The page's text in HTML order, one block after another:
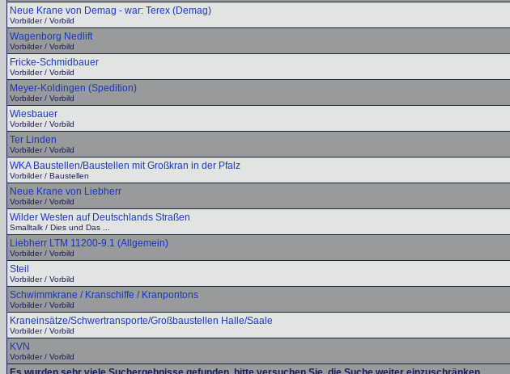
Neue Krane von Demag - war: Terex (Demag)
Vorbilder / Vorbild
Wagenborg Nedlift
Vorbilder / Vorbild
Fricke-Schmidbauer
Vorbilder / Vorbild
Meyer-Koldingen (Spedition)
Vorbilder / Vorbild
Wiesbauer
Vorbilder / Vorbild
Ter Linden
Vorbilder / Vorbild
WKA Baustellen/Baustellen mit Großkran in der Pfalz
Vorbilder / Baustellen
Neue Krane von Liebherr
Vorbilder / Vorbild
Wilder Westen auf Deutschlands Straßen
Smalltalk / Dies und Das ...
Liebherr LTM 11200-9.1 (Allgemein)
Vorbilder / Vorbild
Steil
Vorbilder / Vorbild
Schwimmkrane / Kranschiffe / Kranpontons
Vorbilder / Vorbild
Kraneinsätze/Schwertransporte/Großbaustellen Halle/Saale
Vorbilder / Vorbild
KVN
Vorbilder / Vorbild